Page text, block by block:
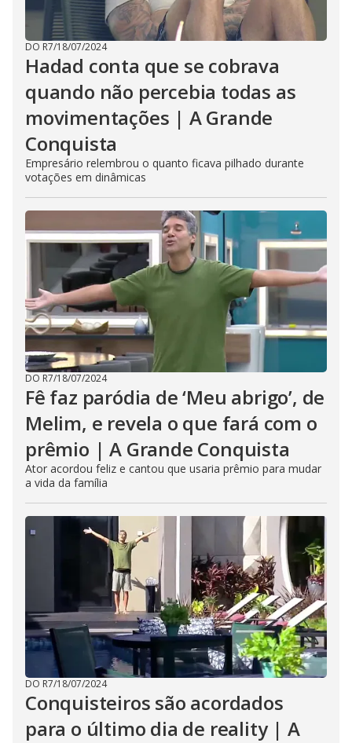
DO R7/18/07/2024
Hadad conta que se cobrava
quando não percebia todas as
movimentações | A Grande
Conquista
Empresário relembrou o quanto ficava pilhado durante
votações em dinâmicas
DO R7/18/07/2024
Fê faz paródia de ‘Meu abrigo’, de
Melim, e revela o que fará com o
prêmio | A Grande Conquista
Ator acordou feliz e cantou que usaria prêmio para mudar
a vida da família
DO R7/18/07/2024
Conquisteiros são acordados
para o último dia de reality | A